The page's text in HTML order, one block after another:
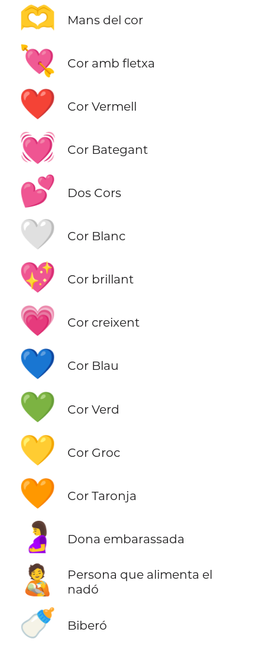
🫶 Mans del cor
💘 Cor amb fletxa
❤️ Cor Vermell
💓 Cor Bategant
💕 Dos Cors
🤍 Cor Blanc
💖 Cor brillant
💗 Cor creixent
💙 Cor Blau
💚 Cor Verd
💛 Cor Groc
🧡 Cor Taronja
🤰 Dona embarassada
🧑‍🍼
Persona que alimenta el
nadó
🍼 Biberó